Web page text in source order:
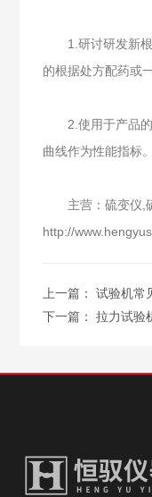
1.研讨研发新根
的根据处方配药或
2.使用于产品的
曲线作为性能指标。
主营：硫变仪,硫
http://
上一篇： 试验机常
下一篇： 拉力试验